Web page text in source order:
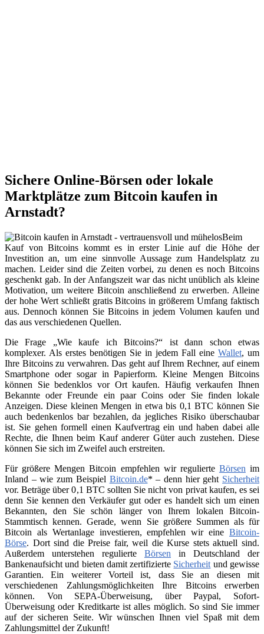
Sichere Online-Börsen oder lokale
Marktplätze zum Bitcoin kaufen in
Arnstadt?
Beim
Kauf von Bitcoins kommt es in erster Linie auf die Höhe der
Investition an, um eine sinnvolle Aussage zum Handelsplatz zu
machen. Leider sind die Zeiten vorbei, zu denen es noch Bitcoins
geschenkt gab. In der Anfangszeit war das nicht unüblich als kleine
Motivation, um weitere Bitcoin anschließend zu erwerben. Alleine
der hohe Wert schließt gratis Bitcoins in größerem Umfang faktisch
aus. Dennoch können Sie Bitcoins in jedem Volumen kaufen und
das aus verschiedenen Quellen.
Die Frage „Wie kaufe ich Bitcoins?“ ist dann schon etwas
komplexer. Als erstes benötigen Sie in jedem Fall eine Wallet, um
Ihre Bitcoins zu verwahren. Das geht auf Ihrem Rechner, auf einem
Smartphone oder sogar in Papierform. Kleine Mengen Bitcoins
können Sie bedenklos vor Ort kaufen. Häufig verkaufen Ihnen
Bekannte oder Freunde ein paar Coins oder Sie finden lokale
Anzeigen. Diese kleinen Mengen in etwa bis 0,1 BTC können Sie
auch bedenkenlos bar bezahlen, da jegliches Risiko überschaubar
ist. Sie gehen formell einen Kaufvertrag ein und haben dabei alle
Rechte, die Ihnen beim Kauf anderer Güter auch zustehen. Diese
können Sie sich im Zweifel auch erstreiten.
Für größere Mengen Bitcoin empfehlen wir regulierte Börsen im
Inland – wie zum Beispiel Bitcoin.de* – denn hier geht Sicherheit
vor. Beträge über 0,1 BTC sollten Sie nicht von privat kaufen, es sei
denn Sie kennen den Verkäufer gut oder es handelt sich um einen
Bekannten, den Sie schön länger von Ihrem lokalen Bitcoin-
Stammtisch kennen. Gerade, wenn Sie größere Summen als für
Bitcoin als Wertanlage investieren, empfehlen wir eine Bitcoin-
Börse. Dort sind die Preise fair, weil die Kurse stets aktuell sind.
Außerdem unterstehen regulierte Börsen in Deutschland der
Bankenaufsicht und bieten damit zertifizierte Sicherheit und gewisse
Garantien. Ein weiterer Vorteil ist, dass Sie an diesen mit
verschiedenen Zahlungsmöglichkeiten Ihre Bitcoins erwerben
können. Von SEPA-Überweisung, über Paypal, Sofort-
Überweisung oder Kreditkarte ist alles möglich. So sind Sie immer
auf der sicheren Seite. Wir wünschen Ihnen viel Spaß mit dem
Zahlungsmittel der Zukunft!